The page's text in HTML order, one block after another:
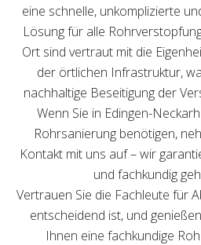
eine schnelle, unkomplizierte
Lösung für alle
Ort sind vertraut mit die
der örtlichen Infrastruktur,
nachhaltige Beseitigung der
Wenn Sie in Edingen-
Rohrsanierung benötigen,
Kontakt mit uns auf – wir
und fachkundig
Vertrauen Sie die Fachleute für
entscheidend ist, und
Ihnen eine fachkundige